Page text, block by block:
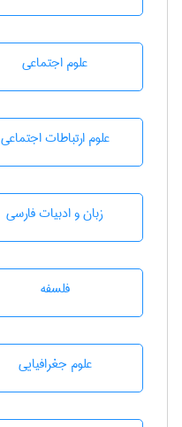
علوم اجتماعی
علوم ارتباطات اجتماعی
زبان و ادبيات فارسی
فلسفه
علوم جغرافيايی